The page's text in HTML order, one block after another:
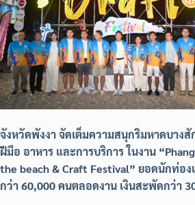
จังหวัดพังงา จัดเต็มความสนุกริมหาดบางสั
ฝีมือ อาหาร และการบริการ ในงาน
the beach & Craft Festival” ยอดนักท่อง
กว่า 60,000 คนตลอดงาน เงินสะพัดกว่า